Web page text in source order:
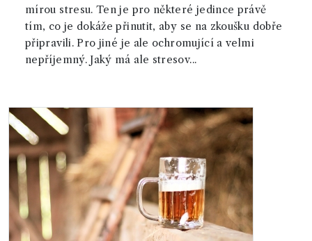
mírou stresu. Ten je pro některé jedince právě
tím, co je dokáže přinutit, aby se na zkoušku dobře
připravili. Pro jiné je ale ochromující a velmi
nepříjemný. Jaký má ale stresov...